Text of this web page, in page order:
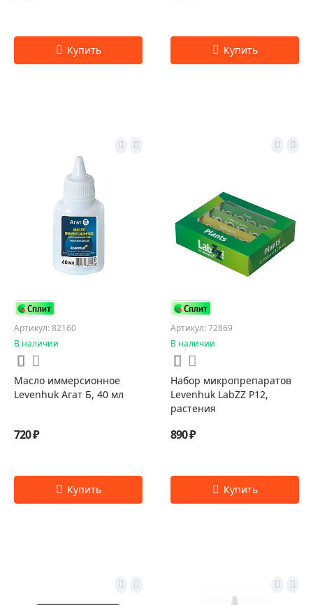
Артикул: 82160
В наличии
Масло иммерсионное
Levenhuk Агат Б, 40 мл
720 ₽
Артикул: 72869
В наличии
Набор микропрепаратов
Levenhuk LabZZ P12,
растения
890 ₽